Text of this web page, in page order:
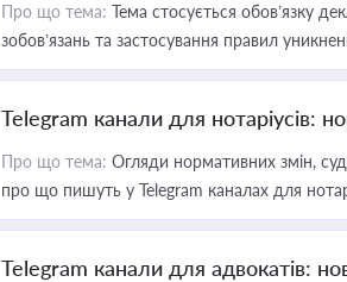
Про що тема: Тема стосується обов’язку
зобов’язань та застосування правил
Telegram канали для нотаріусів:
Про що тема: Огляди нормативних змін,
про що пишуть у Telegram каналах для
Telegram канали для адвокатів: